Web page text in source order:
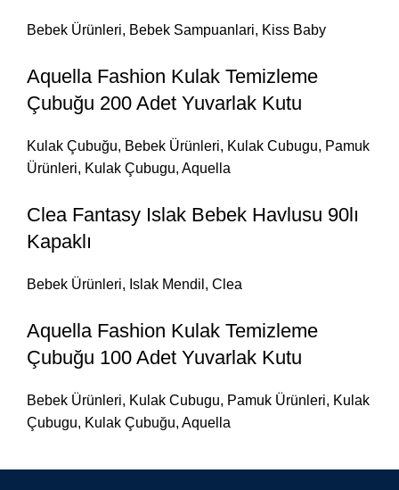
Bebek Ürünleri, Bebek Sampuanlari, Kiss Baby
Aquella Fashion Kulak Temizleme
Çubuğu 200 Adet Yuvarlak Kutu
Kulak Çubuğu, Bebek Ürünleri, Kulak Cubugu, Pamuk
Ürünleri, Kulak Çubugu, Aquella
Clea Fantasy Islak Bebek Havlusu 90lı
Kapaklı
Bebek Ürünleri, Islak Mendil , Clea
Aquella Fashion Kulak Temizleme
Çubuğu 100 Adet Yuvarlak Kutu
Bebek Ürünleri, Kulak Cubugu, Pamuk Ürünleri, Kulak
Çubugu, Kulak Çubuğu, Aquella